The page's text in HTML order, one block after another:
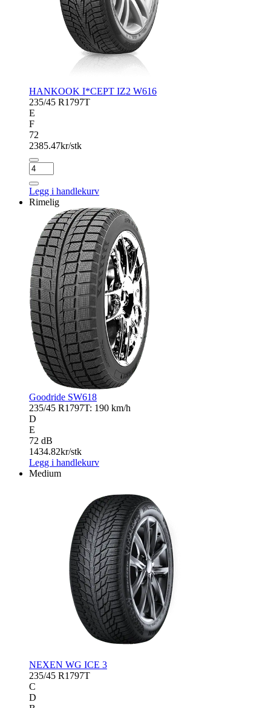
HANKOOK I*CEPT IZ2 W616
235/45 R1797T
E
F
72
2385.47kr/stk
HANKOOK
I*CEPT
IZ2
W616
Legg i handlekurv
Rimelig
Goodride SW618
235/45 R1797T: 190 km/h
D
E
72 dB
1434.82kr/stk
Legg i handlekurv
Medium
NEXEN WG ICE 3
235/45 R1797T
C
D